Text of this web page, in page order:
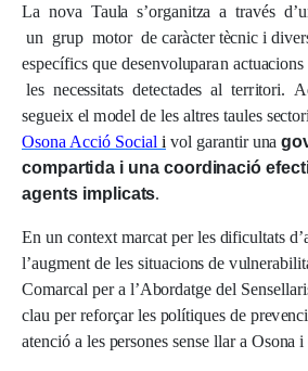
Lanova Taulas’organitza atravésd’u
un grupmotor de caràcter tècnic idiver
específicsque desenvoluparan actuacions
les necessitatsdetectadesal territori. A
segueix elmodeldeles altres taules sector
Osona Acció Social i vol garantirunago
compartida i una coord inació efect
agents imp licats.
En un context marcat perles dificultatsd’
l’augment de les situacionsde vulnerabilit
Comarcal per a l’Abordatgedel Sensellari
clauperreforçarles polítiques de prevenci
atenció a lespersones sense llar a Osona i